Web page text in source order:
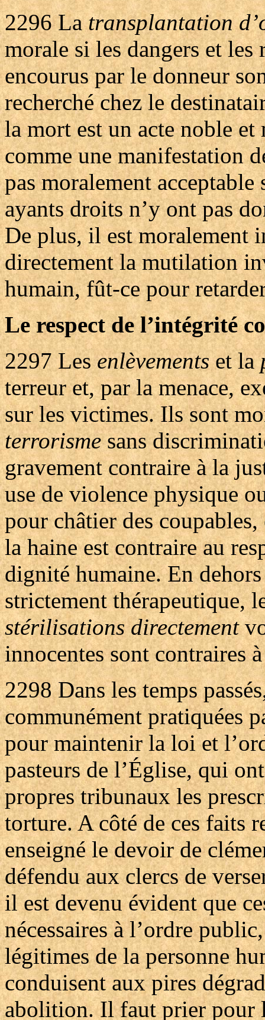
2296 Latransplantation
morale si les dangers et
encourus par le donneur
recherché chez le
la mort est un acte noble
comme une manifestation
pas moralement
ayants droits n’y ont pas
De plus, il est moralement
directement la mutilation
humain, fût-ce pour
Le respect de l’intégrité
2297 Lesenlèvementset la
terreur et, par la menace,
sur les victimes. Ils sont
terrorismesans
gravement contraire à la
use de violence physique
pour châtier des
la haine est contraire au
dignité humaine. En
strictement thérapeutique,
stérilisations directement
innocentes sont contraires
2298 Dans les temps
communément pratiquées
pour maintenir la loi et
pasteurs de l’Église, qui
propres tribunaux les
torture. A côté de ces faits
enseigné le devoir de
défendu aux clercs de
il est devenu évident que
nécessaires à l’ordre
légitimes de la personne
conduisent aux pires
abolition. Il faut prier pour